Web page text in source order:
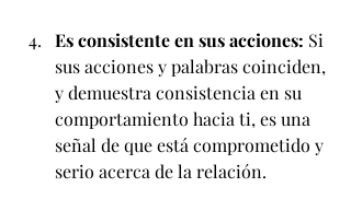
Es consistente en sus acciones: Si
sus acciones y palabras coinciden,
y demuestra consistencia en su
comportamiento hacia ti, es una
señal de que está comprometido y
serio acerca de la relación.